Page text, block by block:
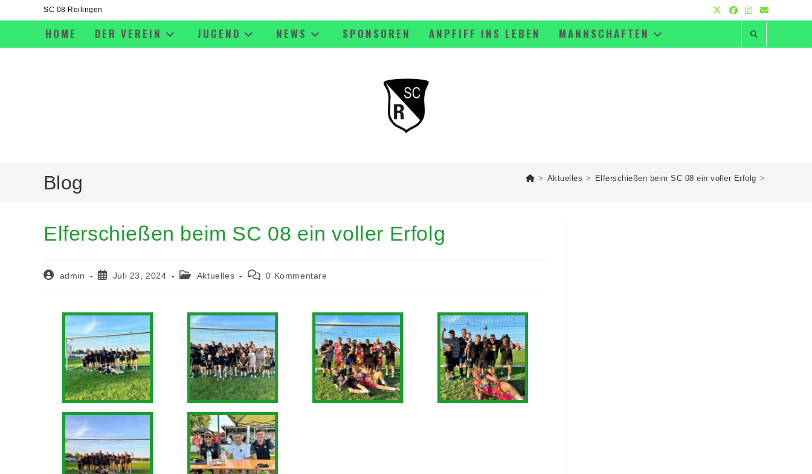
SC 08 Reilingen
HOME DER VEREIN JUGEND NEWS SPONSOREN ANPFIFF INS LEBEN MANNSCHAFTEN
Blog > Aktuelles > Elferschießen beim SC 08 ein voller Erfolg >
Elferschießen beim SC 08 ein voller Erfolg
admin Juli 23, 2024 Aktuelles 0 Kommentare